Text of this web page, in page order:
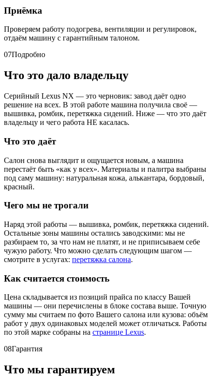
Приёмка
Проверяем работу подогрева, вентиляции и регулировок,
отдаём машину с гарантийным талоном.
07Подробно
Что это дало владельцу
Серийный Lexus NX — это черновик: завод даёт одно
решение на всех. В этой работе машина получила своё —
вышивка, ромбик, перетяжка сидений. Ниже — что это даёт
владельцу и чего работа НЕ касалась.
Что это даёт
Салон снова выглядит и ощущается новым, а машина
перестаёт быть «как у всех». Материалы и палитра выбраны
под саму машину: натуральная кожа, алькантара, бордовый,
красный.
Чего мы не трогали
Наряд этой работы — вышивка, ромбик, перетяжка сидений.
Остальные зоны машины остались заводскими: мы не
разбираем то, за что нам не платят, и не приписываем себе
чужую работу. Что можно сделать следующим шагом —
смотрите в услугах: перетяжка салона.
Как считается стоимость
Цена складывается из позиций прайса по классу Вашей
машины — они перечислены в блоке состава выше. Точную
сумму мы считаем по фото Вашего салона или кузова: объём
работ у двух одинаковых моделей может отличаться. Работы
по этой марке собраны на странице Lexus.
08Гарантия
Что мы гарантируем